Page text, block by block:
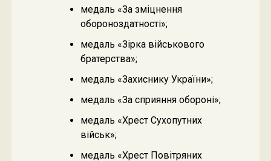
медаль «За зміцнення
обороноздатності»;
медаль «Зірка військового
братерства»;
медаль «Захиснику України»;
медаль «За сприяння обороні»;
медаль «Хрест Сухопутних
військ»;
медаль «Хрест Повітряних